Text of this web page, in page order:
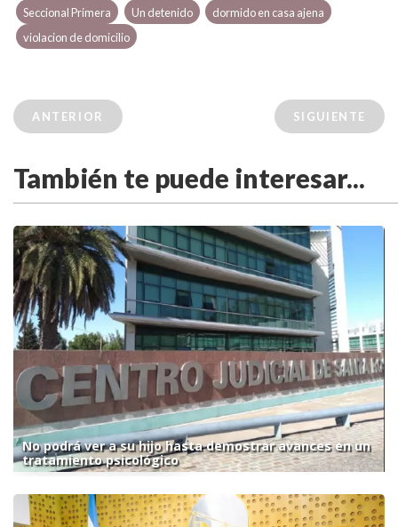
Seccional Primera Un detenido
dormido en casa ajena
violacion de domicilio
ANTERIOR SIGUIENTE
También te puede interesar...
No podrá ver a su hijo hasta demostrar avances en un
tratamiento psicológico